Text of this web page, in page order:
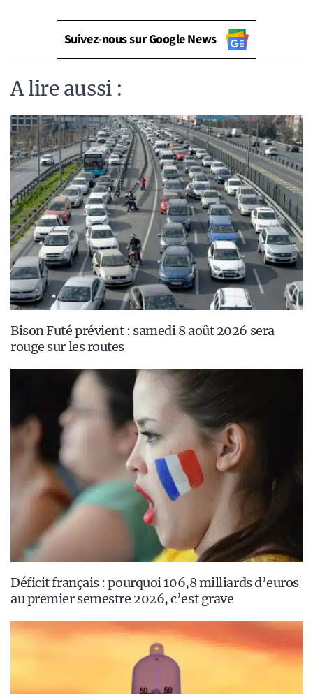
Suivez-nous sur Google News
A lire aussi :
Bison Futé prévient : samedi 8 août 2026 sera
rouge sur les routes
Déficit français : pourquoi 106,8 milliards d’euros
au premier semestre 2026, c’est grave